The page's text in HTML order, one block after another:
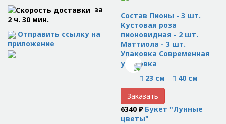
за
2 ч. 30 мин.
Отправить ссылку на
приложение
Состав Пионы - 3 шт.
Кустовая роза
пионовидная - 2 шт.
Маттиола - 3 шт.
Упаковка Современная
упаковка
23 см
40 см
Заказать
6340 ₽ Букет "Лунные
цветы"